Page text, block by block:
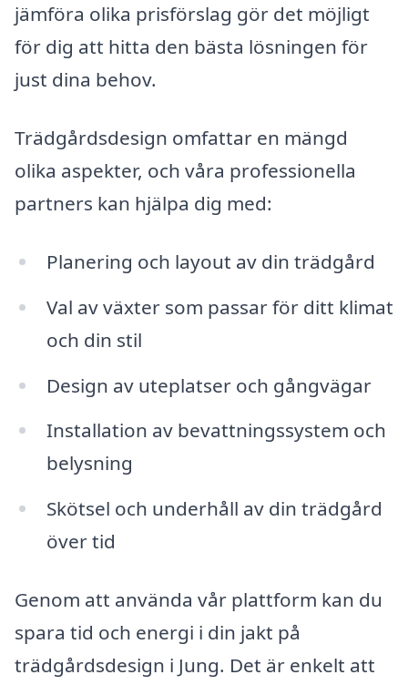
jämföra olika prisförslag gör det möjligt
för dig att hitta den bästa lösningen för
just dina behov.
Trädgårdsdesign omfattar en mängd
olika aspekter, och våra professionella
partners kan hjälpa dig med:
Planering och layout av din trädgård
Val av växter som passar för ditt klimat
och din stil
Design av uteplatser och gångvägar
Installation av bevattningssystem och
belysning
Skötsel och underhåll av din trädgård
över tid
Genom att använda vår plattform kan du
spara tid och energi i din jakt på
trädgårdsdesign i Jung. Det är enkelt att